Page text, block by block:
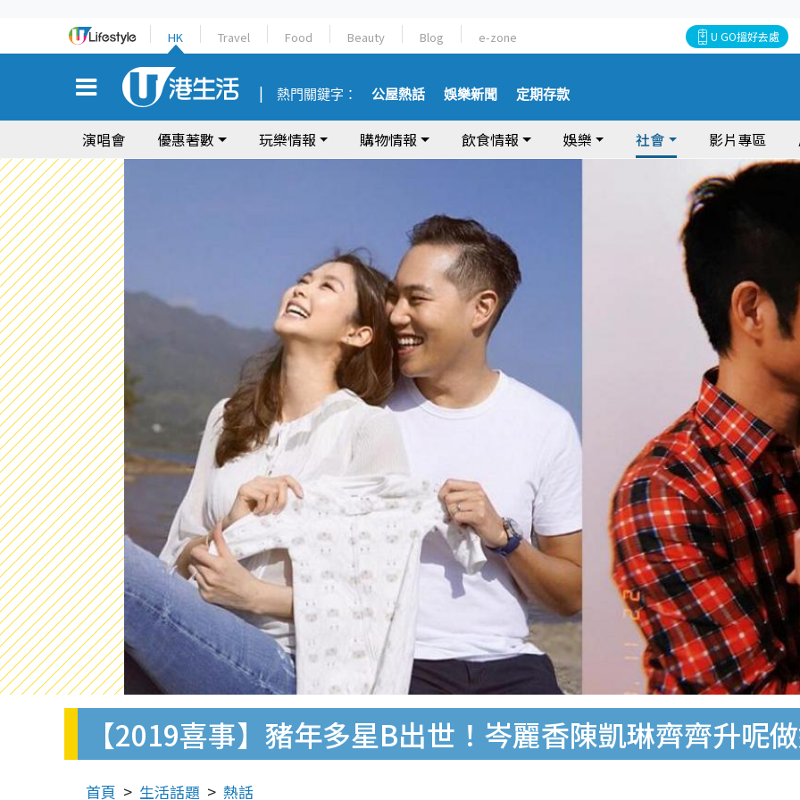
HK Travel Food Beauty Blog e-zone U GO搵好去處
熱門關鍵字： 公屋熱話 娛樂新聞 定期存款
演唱會 優惠著數 玩樂情報 購物情報 飲食情報 娛樂 社會 影片專區
【2019喜事】豬年多星B出世！岑麗香陳凱琳齊齊升呢
首頁 生活話題 熱話